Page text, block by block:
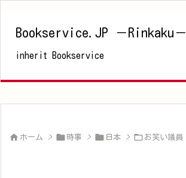
Bookservice.JP －Rinkaku－
inherit Bookservice
 ホーム >  時事 >  日本 >  お笑い議員